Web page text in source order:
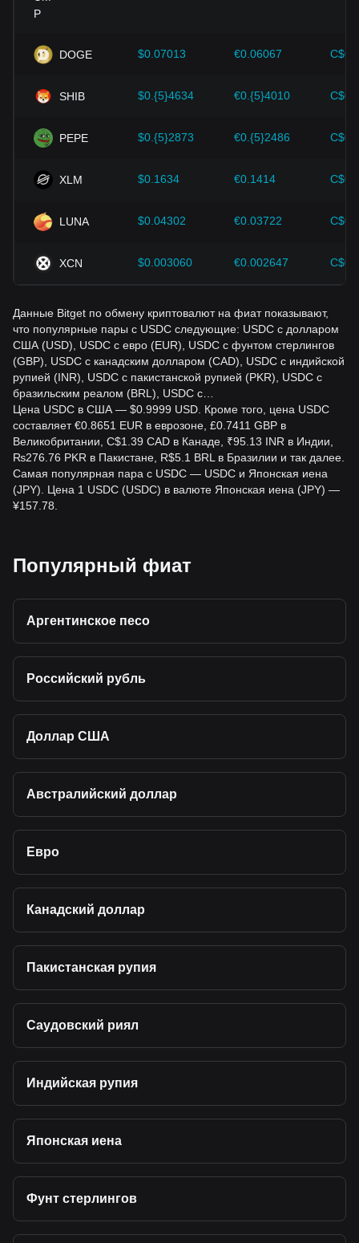
усовершенствования в криптовалютной экосистеме, в
сильно поддерживают рост стоимости таких криптовалют,
Инвесторы должны понимать эту динамику, чтобы не
инвесторы должны также внимательно следить за
будущими изменениями цены USDC и соответствующим
в условиях развивающегося рынка.
DOGE $0.07013 €0.06067
SHIB $0.{5}4634 €0.{5}4010
PEPE $0.{5}2873 €0.{5}2486
XLM $0.1634 €0.1414
LUNA $0.04302 €0.03722
XCN $0.003060 €0.002647
Данные Bitget по обмену криптовалют на фиат показывают,
что популярные пары с USDC следующие: USDC с долларом
США (USD), USDC с евро (EUR), USDC с фунтом стерлингов
(GBP), USDC с канадским долларом (CAD), USDC с индийской
рупией (INR), USDC с пакистанской рупией (PKR), USDC с
бразильским реалом (BRL), USDC с…
Цена USDC в США — $0.9999 USD. Кроме того, цена USDC
составляет €0.8651 EUR в еврозоне, £0.7411 GBP в
Великобритании, C$1.39 CAD в Канаде, ₹95.13 INR в Индии,
₨276.76 PKR в Пакистане, R$5.1 BRL в Бразилии и так далее.
Самая популярная пара с USDC — USDC и Японская иена
(JPY). Цена 1 USDC (USDC) в валюте Японская иена (JPY) —
¥157.78.
Популярный фиат
Аргентинское песо
Российский рубль
Доллар США
Австралийский доллар
Евро
Канадский доллар
Пакистанская рупия
Саудовский риял
Индийская рупия
Японская иена
Фунт стерлингов